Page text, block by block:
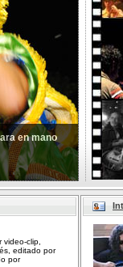
en mano
video-clip,
editado por
por